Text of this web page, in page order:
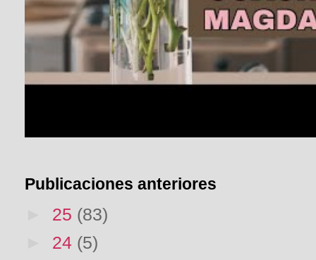
Publicaciones anteriores
25 (83)
24 (5)